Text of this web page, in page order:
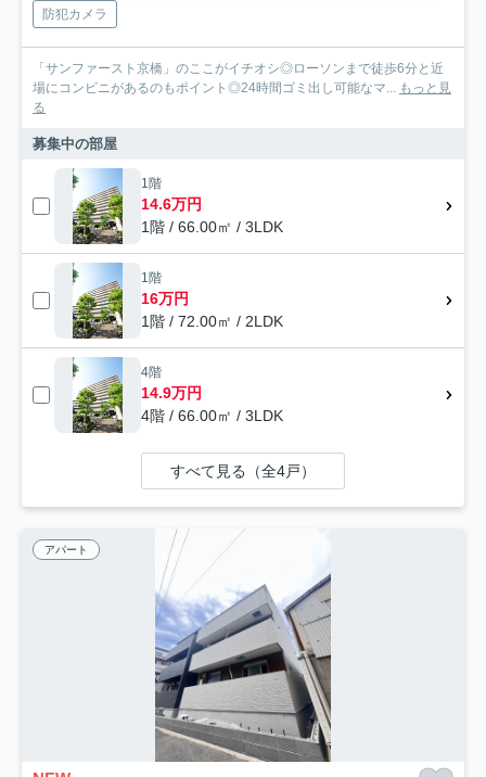
防犯カメラ
「サンファースト京橋」のここがイチオシ◎ローソンまで徒歩6分と近
場にコンビニがあるのもポイント◎24時間ゴミ出し可能なマ... もっと見
る
募集中の部屋
1階
14.6万円
1階 / 66.00㎡ / 3LDK
1階
16万円
1階 / 72.00㎡ / 2LDK
4階
14.9万円
4階 / 66.00㎡ / 3LDK
すべて見る（全4戸）
アパート